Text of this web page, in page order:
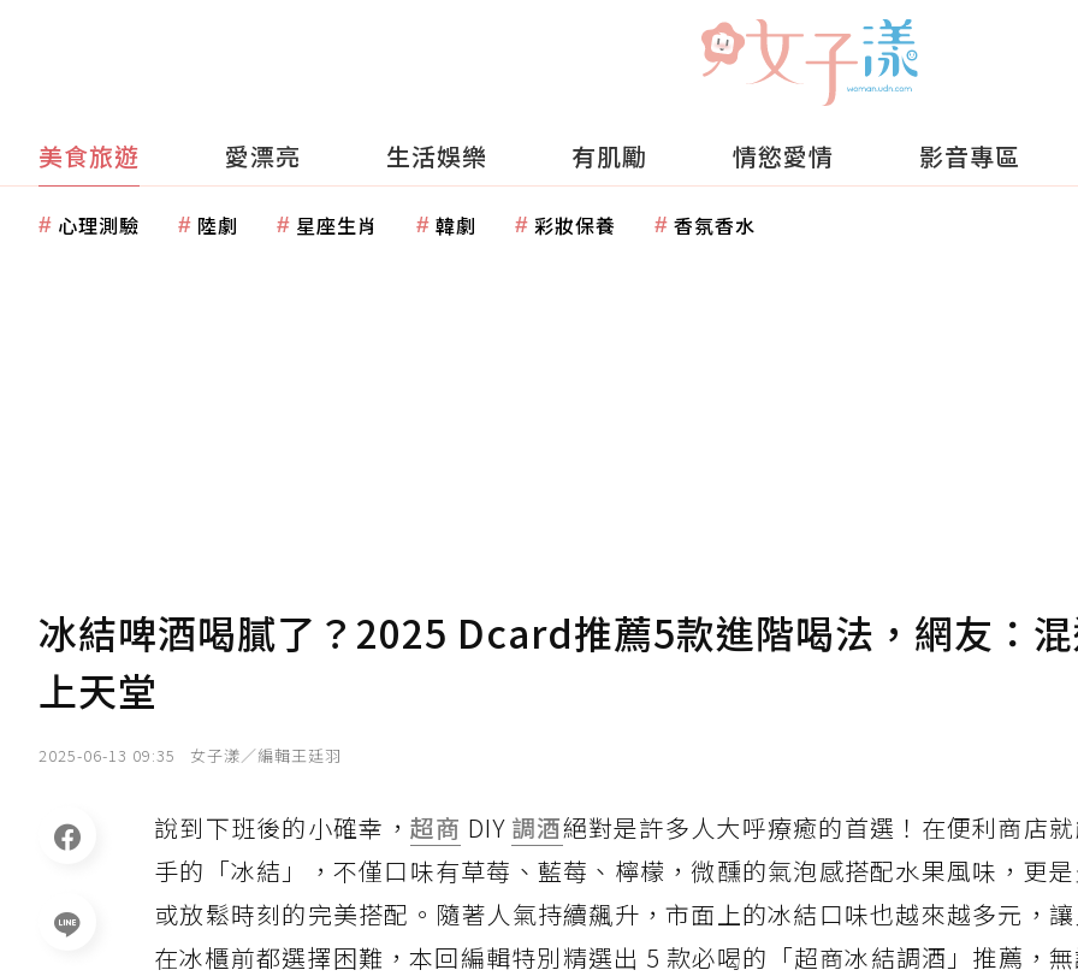
美食旅遊 愛漂亮 生活娛樂 有肌勵 情慾愛情 影音專區
心理測驗 陸劇 星座生肖 韓劇 彩妝保養 香氛香水
冰結啤酒喝膩了？2025 Dcard推薦5款進階喝法，網友：
上天堂
2025-06-13 09:35 女子漾／編輯王廷羽
說到下班後的小確幸， 超商 DIY 調酒絕對是許多人大呼療癒的首選！在便利商店
手的「冰結」，不僅口味有草莓、藍莓、檸檬，微醺的氣泡感搭配水果風味，更
或放鬆時刻的完美搭配。隨著人氣持續飆升，市面上的冰結口味也越來越多元，
在冰櫃前都選擇困難，本回編輯特別精選出 5 款必喝的「超商冰結調酒」推薦，